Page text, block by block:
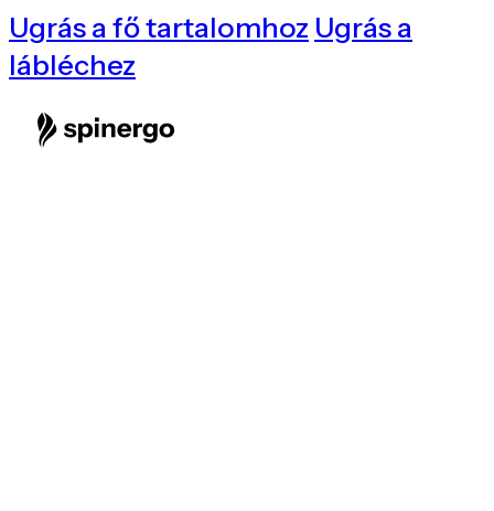
Ugrás a fő tartalomhoz Ugrás a
lábléchez